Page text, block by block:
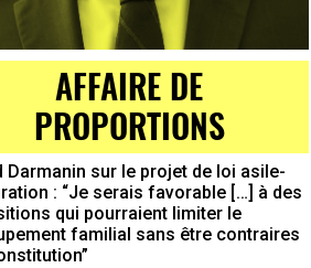
AFFAIRE DE
PROPORTIONS
Darmanin sur le projet de loi asile-
: “Je serais favorable […] à des
qui pourraient limiter le
familial sans être contraires